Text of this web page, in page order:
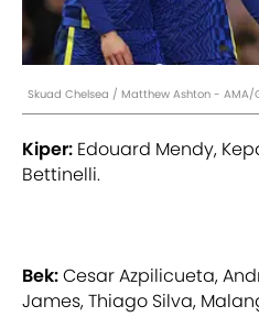
Skuad Chelsea / Matthew Ashton -
Kiper: Edouard Mendy,
Bettinelli.
Bek:Cesar Azpilicueta,
James, Thiago Silva,